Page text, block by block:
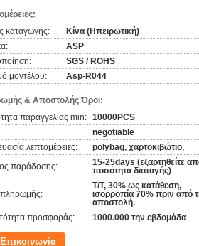
καταγωγής:
Κίνα (Ηπειρωτική)
ASP
SGS / ROHS
μοντέλου:
Asp-R044
& Αποστολής Όροι:
παραγγελίας min: 10000PCS
negotiable
λεπτομέρειες:
polybag, χαρτοκιβώτιο,
παράδοσης:
15-25days (εξαρτηθείτε
ποσότητα διαταγής)
T/T, 30% ως κατάθεση,
ισορροπία 70% πριν από
αποστολή.
προσφοράς:
1000.000 την εβδομάδα
Επικοινωνία